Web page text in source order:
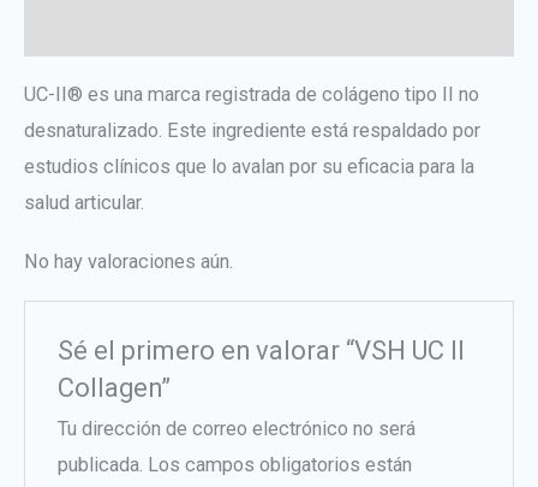
UC-II® es una marca registrada de colágeno tipo II no
desnaturalizado. Este ingrediente está respaldado por
estudios clínicos que lo avalan por su eficacia para la
salud articular.
No hay valoraciones aún.
Sé el primero en valorar “VSH UC II
Collagen”
Tu dirección de correo electrónico no será
publicada. Los campos obligatorios están